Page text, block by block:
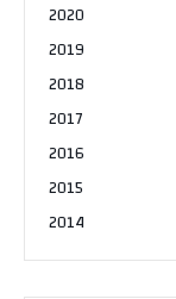
2020
2019
2018
2017
2016
2015
2014